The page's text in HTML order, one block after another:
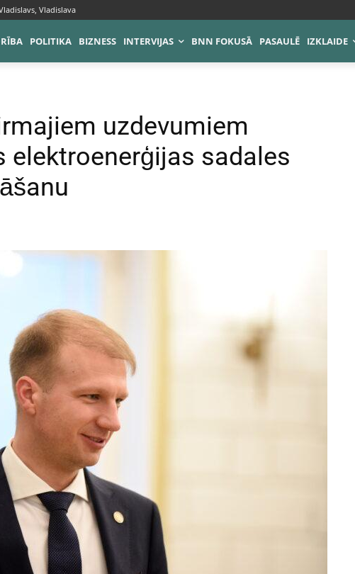
Vladislava
POLITIKA BIZNESS INTERVIJAS BNN FOKUSĀ PASAULĒ IZKLAIDE
uzdevumiem
elektroenerģijas sadales